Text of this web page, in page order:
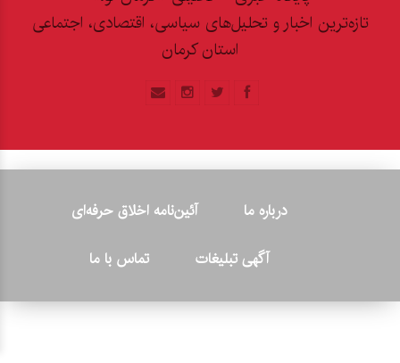
تازه‌ترین اخبار و تحلیل‌های سیاسی، اقتصادی، اجتماعی
استان کرمان
درباره ما
آئین‌نامه اخلاق حرفه‌ای
آگهی تبلیغات
تماس با ما